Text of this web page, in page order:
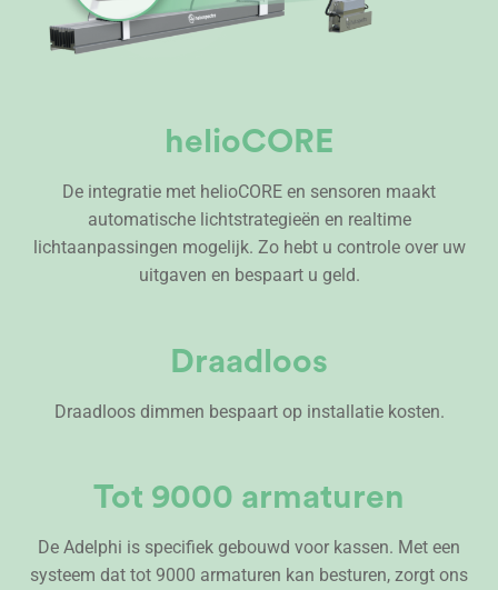
helioCORE
De integratie met helioCORE en sensoren maakt
automatische lichtstrategieën en realtime
lichtaanpassingen mogelijk. Zo hebt u controle over uw
uitgaven en bespaart u geld.
Draadloos
Draadloos dimmen bespaart op installatie kosten.
Tot 9000 armaturen
De Adelphi is specifiek gebouwd voor kassen. Met een
systeem dat tot 9000 armaturen kan besturen, zorgt ons